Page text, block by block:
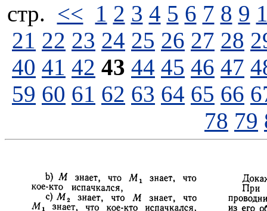
стp. << 1 2 3 4 5 6 7 8 9
21 22 23 24 25 26 27 28
40 41 42 43 44 45 46 47
59 60 61 62 63 64 65 66
78 79